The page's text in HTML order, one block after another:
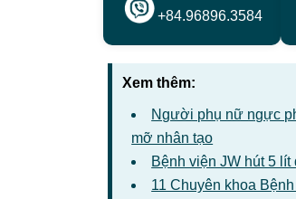
+84.96896.3584
Xem thêm:
Người phụ nữ ngực
mỡ nhân tạo
Bệnh viện JW hút 5
11 Chuyên khoa